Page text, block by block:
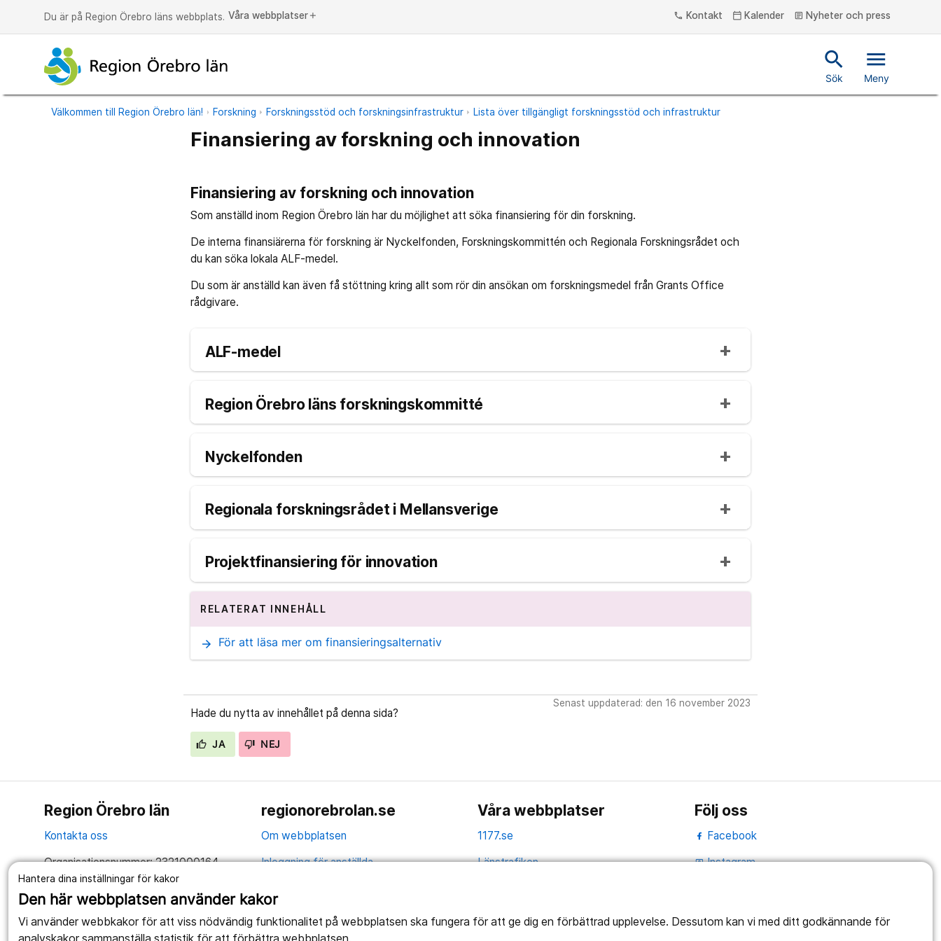
Hantera dina inställningar för kakor
Den här webbplatsen använder kakor
Vi använder webbkakor för att viss nödvändig funktionalitet på webbplatsen ska fungera för att ge dig en förbättrad upplevelse. Dessutom kan vi med ditt godkännande för
analyskakor sammanställa statistik för att förbättra webbplatsen.
Du är på Region Örebro läns webbplats. Våra webbplatser add phone Kontakt calendar_today Kalender article Nyheter och press
search
Sök
menu
Meny
Välkommen till Region Örebro län! Forskning Forskningsstöd och forskningsinfrastruktur Lista över tillgängligt forskningsstöd och infrastruktur
Finansiering av forskning och innovation
Finansiering av forskning och innovation
Som anställd inom Region Örebro län har du möjlighet att söka finansiering för din forskning.
De interna finansiärerna för forskning är Nyckelfonden, Forskningskommittén och Regionala Forskningsrådet och
du kan söka lokala ALF-medel.
Du som är anställd kan även få stöttning kring allt som rör din ansökan om forskningsmedel från Grants Office
rådgivare.
ALF-medel
Region Örebro läns forskningskommitté
Nyckelfonden
Regionala forskningsrådet i Mellansverige
Projektfinansiering för innovation
RELATERAT INNEHÅLL
arrow_forward För att läsa mer om finansieringsalternativ
Hade du nytta av innehållet på denna sida?
JA NEJ
Senast uppdaterad: den 16 november 2023
Region Örebro län
Kontakta oss
Organisationsnummer: 2321000164
Tillsammans skapar vi ett bättre liv
regionorebrolan.se
Om webbplatsen
Inloggning för anställda
Anslagstavla
Våra webbplatser
1177.se
Länstrafiken
Utveckling
Följ oss
Facebook
portraitInstagram